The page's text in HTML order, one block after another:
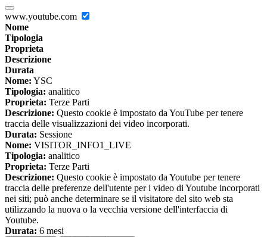
www.youtube.com
Nome
Tipologia
Proprieta
Descrizione
Durata
Nome: YSC
Tipologia: analitico
Proprieta: Terze Parti
Descrizione: Questo cookie è impostato da YouTube per tenere
traccia delle visualizzazioni dei video incorporati.
Durata: Sessione
Nome: VISITOR_INFO1_LIVE
Tipologia: analitico
Proprieta: Terze Parti
Descrizione: Questo cookie è impostato da Youtube per tenere
traccia delle preferenze dell'utente per i video di Youtube incorporati
nei siti; può anche determinare se il visitatore del sito web sta
utilizzando la nuova o la vecchia versione dell'interfaccia di
Youtube.
Durata: 6 mesi